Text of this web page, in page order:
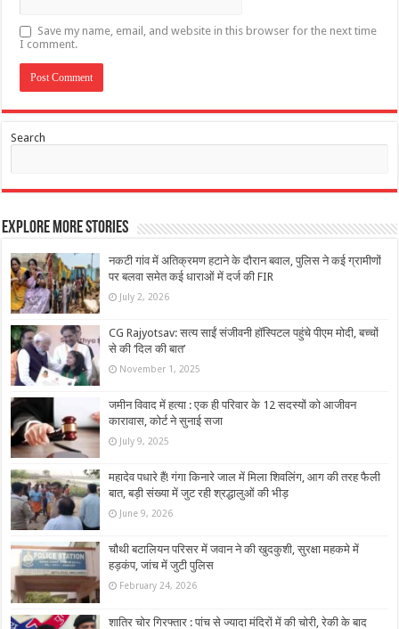
Save my name, email, and website in this browser for the next time
I comment.
Search
Explore More Stories
नकटी गांव में अतिक्रमण हटाने के दौरान बवाल, पुलिस ने कई ग्रामीणों
पर बलवा समेत कई धाराओं में दर्ज की FIR
July 2, 2026
CG Rajyotsav: सत्य साईं संजीवनी हॉस्पिटल पहुंचे पीएम मोदी, बच्चों
से की ‘दिल की बात’
November 1, 2025
जमीन विवाद में हत्या : एक ही परिवार के 12 सदस्यों को आजीवन
कारावास, कोर्ट ने सुनाई सजा
July 9, 2025
महादेव पधारे हैं! गंगा किनारे जाल में मिला शिवलिंग, आग की तरह फैली
बात, बड़ी संख्या में जुट रही श्रद्धालुओं की भीड़
June 9, 2026
चौथी बटालियन परिसर में जवान ने की खुदकुशी, सुरक्षा महकमे में
हड़कंप, जांच में जुटी पुलिस
February 24, 2026
शातिर चोर गिरफ्तार : पांच से ज्यादा मंदिरों में की चोरी, रेकी के बाद